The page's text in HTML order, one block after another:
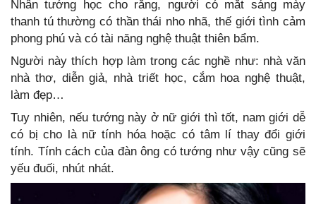
Nhân tướng học cho rằng, người có mắt sáng mày
thanh tú thường có thần thái nho nhã, thế giới tình cảm
phong phú và có tài năng nghệ thuật thiên bẩm.
Người này thích hợp làm trong các nghề như: nhà văn
nhà thơ, diễn giả, nhà triết học, cắm hoa nghệ thuật,
làm đẹp…
Tuy nhiên, nếu tướng này ở nữ giới thì tốt, nam giới dễ
có bị cho là nữ tính hóa hoặc có tâm lí thay đổi giới
tính. Tính cách của đàn ông có tướng như vậy cũng sẽ
yếu đuối, nhút nhát.